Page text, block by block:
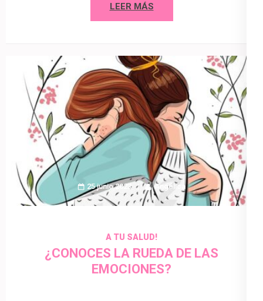
LEER MÁS
25 junio 2023 Angélica
A TU SALUD!
¿CONOCES LA RUEDA DE LAS
EMOCIONES?